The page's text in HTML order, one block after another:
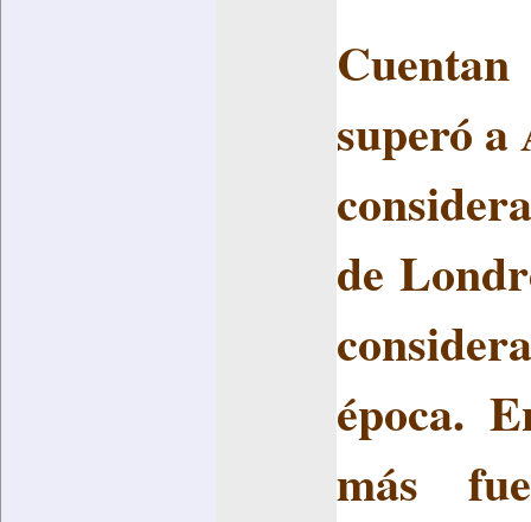
superó a
de
época.
más